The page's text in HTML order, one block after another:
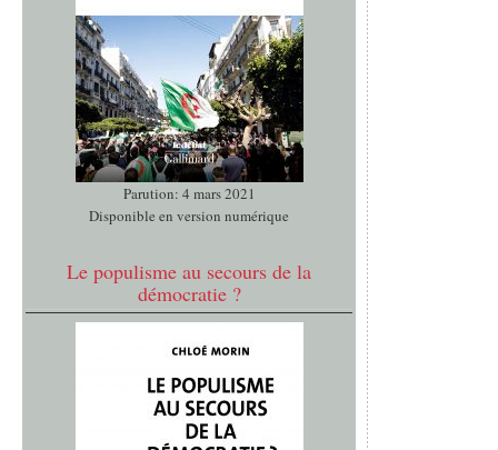
Parution: 4 mars 2021
Disponible en version numérique
Le populisme au secours de la
démocratie ?